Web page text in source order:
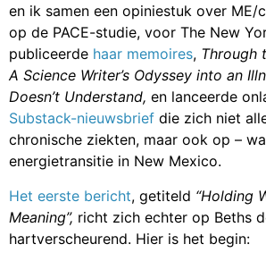
en ik samen een opiniestuk over ME/
op de PACE-studie, voor The New
publiceerde haar memoires, Through
A Science Writer’s Odyssey into an
Doesn’t Understand, en lanceerde
Substack-nieuwsbrief die zich niet
chronische ziekten, maar ook op –
energietransitie in New Mexico.
Het eerste bericht, getiteld “Holding
Meaning”, richt zich echter op Beths
hartverscheurend. Hier is het begin: